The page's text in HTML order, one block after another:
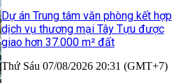
Dự án Trung tâm văn phòng kết hợp
dịch vụ thương mại Tây Tựu được
giao hơn 37.000 m² đất
Thứ Sáu 07/08/2026 20:31 (GMT+7)